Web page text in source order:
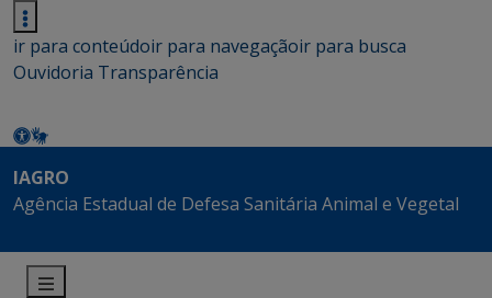
ir para conteúdoir para navegaçãoir para busca
Ouvidoria Transparência
IAGRO
Agência Estadual de Defesa Sanitária Animal e Vegetal